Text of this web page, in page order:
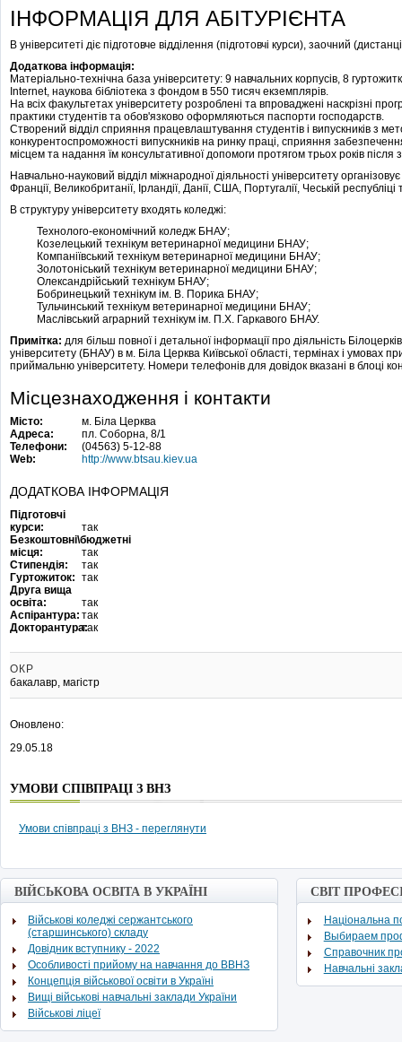
ІНФОРМАЦІЯ ДЛЯ АБІТУРІЄНТА
В університеті діє підготовче відділення (підготовчі курси), заочний
Додаткова інформація:
Матеріально-технічна база університету: 9 навчальних корпусів, 8
Internet, наукова бібліотека з фондом в 550 тисяч екземплярів.
На всіх факультетах університету розроблені та впроваджені наскрізні
практики студентів та обов'язково оформляються паспорти господарств.
Створений відділ сприяння працевлаштування студентів і випускників з
конкурентоспроможності випускників на ринку праці, сприяння
місцем та надання їм консультативної допомоги протягом трьох років після
Навчально-науковий відділ міжнародної діяльності університету
Франції, Великобританії, Ірландії, Данії, США, Португалії, Чеській республіці
В структуру університету входять коледжі:
Технолого-економічний коледж БНАУ;
Козелецький технікум ветеринарної медицини БНАУ;
Компаніївський технікум ветеринарної медицини БНАУ;
Золотоніський технікум ветеринарної медицини БНАУ;
Олександрійський технікум БНАУ;
Бобринецький технікум ім. В. Поpика БНАУ;
Тульчинcький технікум ветеринарної мeдицини БНАУ;
Маслівcький аграрний технікум ім. П.Х. Гаpкавого БНАУ.
Примітка: для більш повної і детальної інформації про діяльність
університету (БНАУ) в м. Біла Церква Київської області, термінах і умовах
приймальню університету. Номери телефонів для довідок вказані в блоці
Місцезнаходження і контакти
Місто:
м. Біла Церква
Адреса:
пл. Соборна, 8/1
Телефони:
(04563) 5-12-88
Web:
http://www.btsau.kiev.ua
ДОДАТКОВА ІНФОРМАЦІЯ
Підготовчі
курси:
так
Безкоштовні\бюджетні
місця:
так
Стипендія:
так
Гуртожиток: так
Друга вища
освіта:
так
Аспірантура: так
Докторантура:так
ОКР
бакалавр, магістр
Оновлено:
29.05.18
УМОВИ СПІВПРАЦІ З ВНЗ
Умови співпраці з ВНЗ - переглянути
ВІЙСЬКОВА ОСВІТА В УКРАЇНІ
Військові коледжі сержантського
(старшинського) складу
Довідник вступнику - 2022
Особливості прийому на навчання до ВВНЗ
Концепція військової освіти в Україні
Вищі військові навчальні заклади України
Військові ліцеї
СВІТ
Національна
Выбираем
Cправочник
Навчальні